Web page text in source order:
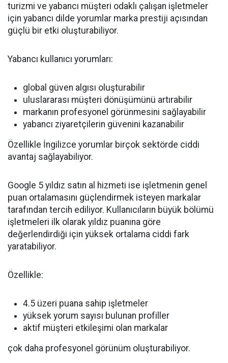
turizmi ve yabancı müşteri odaklı çalışan işletmeler
için yabancı dilde yorumlar marka prestiji açısından
güçlü bir etki oluşturabiliyor.
Yabancı kullanıcı yorumları:
global güven algısı oluşturabilir
uluslararası müşteri dönüşümünü artırabilir
markanın profesyonel görünmesini sağlayabilir
yabancı ziyaretçilerin güvenini kazanabilir
Özellikle İngilizce yorumlar birçok sektörde ciddi
avantaj sağlayabiliyor.
Google 5 yıldız satın al hizmeti ise işletmenin genel
puan ortalamasını güçlendirmek isteyen markalar
tarafından tercih ediliyor. Kullanıcıların büyük bölümü
işletmeleri ilk olarak yıldız puanına göre
değerlendirdiği için yüksek ortalama ciddi fark
yaratabiliyor.
Özellikle:
4.5 üzeri puana sahip işletmeler
yüksek yorum sayısı bulunan profiller
aktif müşteri etkileşimi olan markalar
çok daha profesyonel görünüm oluşturabiliyor.